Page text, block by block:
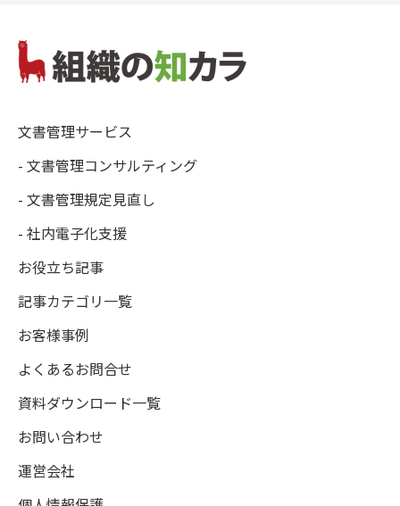
文書管理サービス
- 文書管理コンサルティング
- 文書管理規定見直し
- 社内電子化支援
お役立ち記事
記事カテゴリ一覧
お客様事例
よくあるお問合せ
資料ダウンロード一覧
お問い合わせ
運営会社